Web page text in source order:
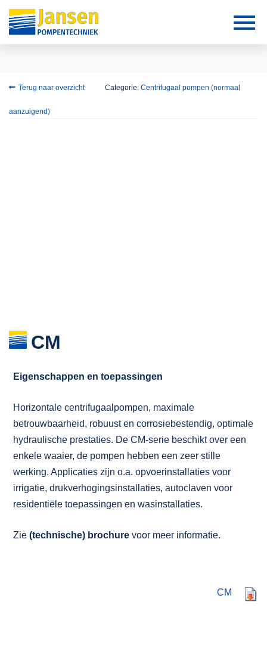
Terug naar overzicht Categorie: Centrifugaal pompen (normaal
aanzuigend)
CM
Eigenschappen en toepassingen
Horizontale centrifugaalpompen, maximale
betrouwbaarheid, robuust en corrosiebestendig, optimale
hydraulische prestaties. De CM-serie beschikt over een
enkele waaier, de pompen hebben een zeer stille
werking. Applicaties zijn o.a. opvoerinstallaties voor
irrigatie, drukverhogingsinstallaties, autoclaven voor
residentiële toepassingen en wasinstallaties.
Zie (technische) brochure voor meer informatie.
CM